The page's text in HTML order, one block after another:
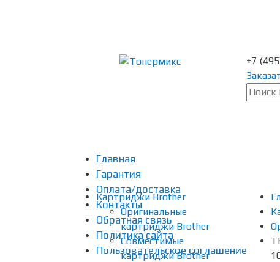
+7
Главная
Гарантия
Оплата/доставка
Контакты
Обратная связь
Политика сайта
Пользовательское соглашение
Картриджи Brother
Оригинальные
картриджи Brother
Совместимые
картриджи Brother